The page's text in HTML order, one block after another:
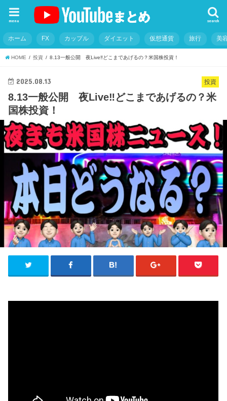
search
menu
ホーム FX カップル ダイエット 仮想通貨 旅行 美
HOME 投資 8.13一般公開 夜Live‼️どこまであげるの？米国株投資！
投資
2025.08.13
8.13一般公開 夜Live‼️どこまであげるの？米
国株投資！